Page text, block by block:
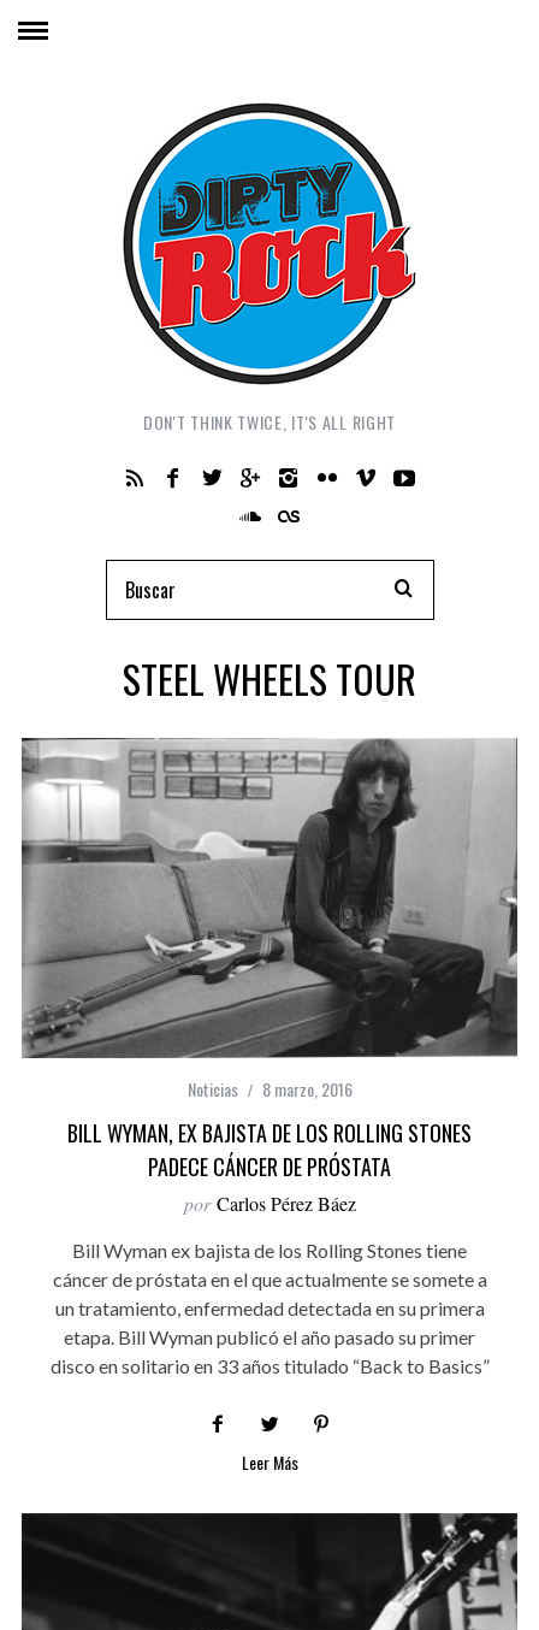
DON'T THINK TWICE, IT'S ALL RIGHT
STEEL WHEELS TOUR
Noticias 8 marzo, 2016
BILL WYMAN, EX BAJISTA DE LOS ROLLING STONES
PADECE CÁNCER DE PRÓSTATA
por Carlos Pérez Báez
Bill Wyman ex bajista de los Rolling Stones tiene
cáncer de próstata en el que actualmente se somete a
un tratamiento, enfermedad detectada en su primera
etapa. Bill Wyman publicó el año pasado su primer
disco en solitario en 33 años titulado “Back to Basics”
Leer Más